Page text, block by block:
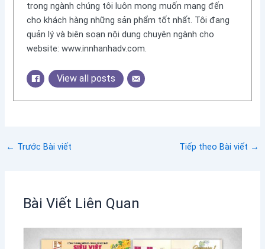
trong ngành chúng tôi luôn mong muốn mang đến
cho khách hàng những sản phẩm tốt nhất. Tôi đang
quản lý và biên soạn nội dung chuyên ngành cho
website: www.innhanhadv.com.
View all posts
← Trước Bài viết Tiếp theo Bài viết →
Bài Viết Liên Quan